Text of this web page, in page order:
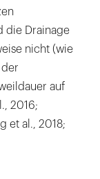
die Drainage
nicht (wie
auf
2016;
et al., 2018;